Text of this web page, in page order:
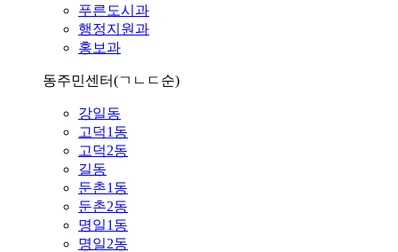
푸른도시과
행정지원과
홍보과
동주민센터(ㄱㄴㄷ순)
강일동
고덕1동
고덕2동
길동
둔촌1동
둔촌2동
명일1동
명일2동